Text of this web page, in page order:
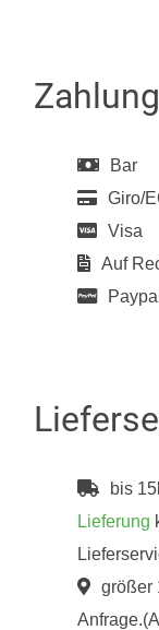
Bar
Giro/
Visa
Auf
bis
Lieferung
größer